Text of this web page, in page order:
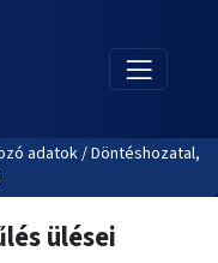
adatok / Döntéshozatal,
ülései